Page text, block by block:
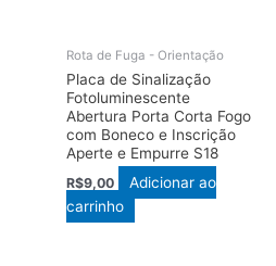
Rota de Fuga - Orientação
Placa de Sinalização
Fotoluminescente
Abertura Porta Corta Fogo
com Boneco e Inscrição
Aperte e Empurre S18
R$9,00
Adicionar ao
carrinho